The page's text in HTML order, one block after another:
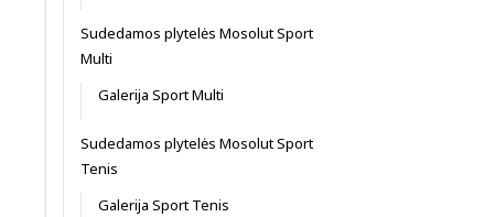
Sudedamos plytelės Mosolut Sport
Multi
Galerija Sport Multi
Sudedamos plytelės Mosolut Sport
Tenis
Galerija Sport Tenis